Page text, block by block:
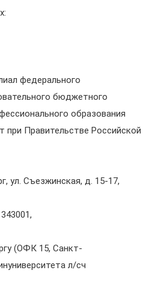
федерального
бюджетного
образования
при Правительстве Российской
ул. Съезжинская, д. 15-17,
(ОФК 15, Санкт-
л/сч